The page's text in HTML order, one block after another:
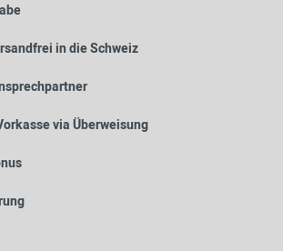
in die Schweiz
via Überweisung